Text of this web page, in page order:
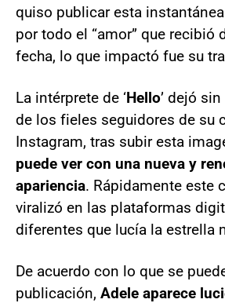
quiso publicar esta
por todo el “amor” que recibió
fecha, lo que impactó fue su
La intérprete de ‘Hello’ dejó
de los fieles seguidores de su
Instagram, tras subir esta
puede ver con una nueva y
apariencia. Rápidamente este
viralizó en las plataformas
diferentes que lucía la estrella
De acuerdo con lo que se
publicación, Adele aparece